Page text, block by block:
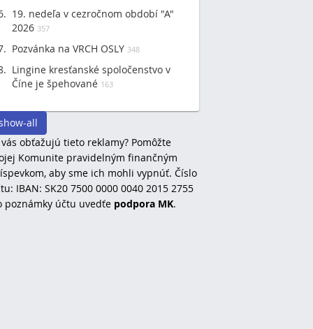
19. nedeľa v cezročnom období "A"
2026 357
Pozvánka na VRCH OSLY 348
Lingine kresťanské spoločenstvo v
Číne je špehované 163
all
obťažujú tieto reklamy? Pomôžte
Komunite pravidelným finančným
aby sme ich mohli vypnúť. Číslo
IBAN: SK20 7500 0000 0040 2015 2755
poznámky účtu uvedťe podpora MK.